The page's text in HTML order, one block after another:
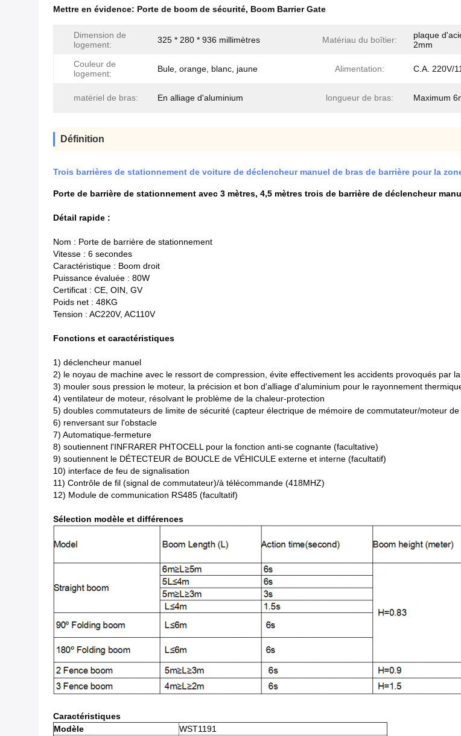
Mettre en évidence: Porte de boom de sécurité, Boom Barrier Gate
Dimension de
logement:
325 * 280 * 936 millimètres Matériau du boîtier:
plaque
2mm
Couleur de
logement:
Bule, orange, blanc, jaune Alimentation: C.A. 220V/
matériel de bras: En alliage d'aluminium longueur de bras: Maximum
Définition
Trois barrières de stationnement de voiture de déclencheur manuel de bras de barrière pour la
Porte de barrière de stationnement avec 3 mètres, 4,5 mètres trois de barrière de déclencheur
Détail rapide :
Nom : Porte de barrière de stationnement
Vitesse : 6 secondes
Caractéristique : Boom droit
Puissance évaluée : 80W
Certificat : CE, OIN, GV
Poids net : 48KG
Tension : AC220V, AC110V
Fonctions et caractéristiques
1) déclencheur manuel
2) le noyau de machine avec le ressort de compression, évite effectivement les accidents provoqués par
3) mouler sous pression le moteur, la précision et bon d'alliage d'aluminium pour le rayonnement
4) ventilateur de moteur, résolvant le problème de la chaleur-protection
5) doubles commutateurs de limite de sécurité (capteur électrique de mémoire de commutateur/moteur
6) renversant sur l'obstacle
7) Automatique-fermeture
8) soutiennent l'INFRARER PHTOCELL pour la fonction anti-se cognante (facultative)
9) soutiennent le DÉTECTEUR de BOUCLE de VÉHICULE externe et interne (facultatif)
10) interface de feu de signalisation
11) Contrôle de fil (signal de commutateur)/à télécommande (418MHZ)
12) Module de communication RS485 (facultatif)
Sélection modèle et différences
Caractéristiques
Modèle
WST1191